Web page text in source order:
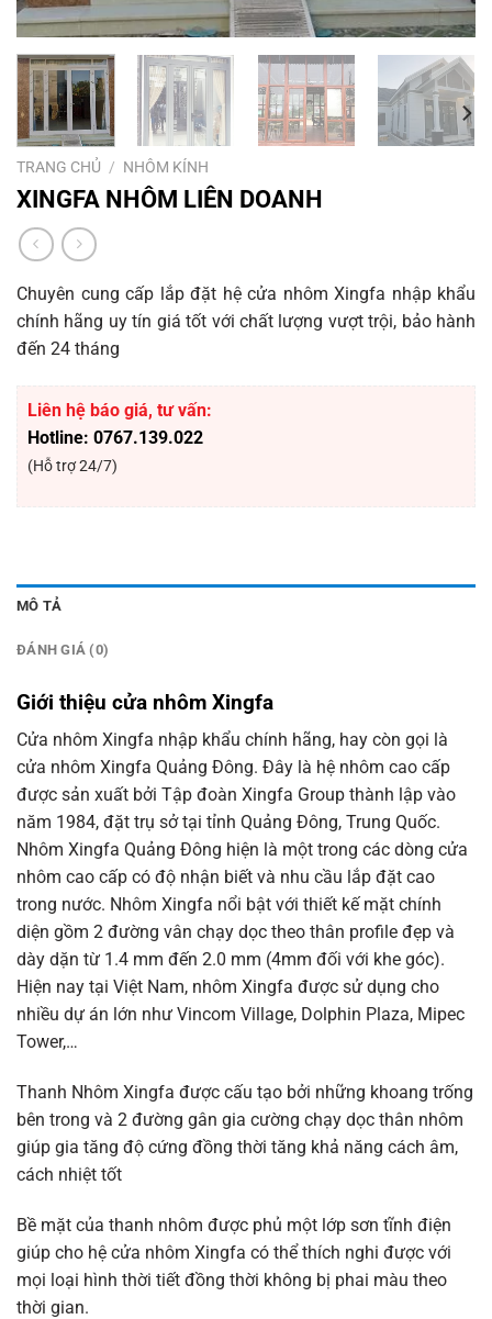
TRANG CHỦ / NHÔM KÍNH
XINGFA NHÔM LIÊN DOANH
Chuyên cung cấp lắp đặt hệ cửa nhôm Xingfa nhập khẩu
chính hãng uy tín giá tốt với chất lượng vượt trội, bảo hành
đến 24 tháng
Liên hệ báo giá, tư vấn:
Hotline: 0767.139.022
(Hỗ trợ 24/7)
MÔ TẢ
ĐÁNH GIÁ (0)
Giới thiệu cửa nhôm Xingfa
Cửa nhôm Xingfa nhập khẩu chính hãng, hay còn gọi là
cửa nhôm Xingfa Quảng Đông. Đây là hệ nhôm cao cấp
được sản xuất bởi Tập đoàn Xingfa Group thành lập vào
năm 1984, đặt trụ sở tại tỉnh Quảng Đông, Trung Quốc.
Nhôm Xingfa Quảng Đông hiện là một trong các dòng cửa
nhôm cao cấp có độ nhận biết và nhu cầu lắp đặt cao
trong nước. Nhôm Xingfa nổi bật với thiết kế mặt chính
diện gồm 2 đường vân chạy dọc theo thân profile đẹp và
dày dặn từ 1.4 mm đến 2.0 mm (4mm đối với khe góc).
Hiện nay tại Việt Nam, nhôm Xingfa được sử dụng cho
nhiều dự án lớn như Vincom Village, Dolphin Plaza, Mipec
Tower,…
Thanh Nhôm Xingfa được cấu tạo bởi những khoang trống
bên trong và 2 đường gân gia cường chạy dọc thân nhôm
giúp gia tăng độ cứng đồng thời tăng khả năng cách âm,
cách nhiệt tốt
Bề mặt của thanh nhôm được phủ một lớp sơn tĩnh điện
giúp cho hệ cửa nhôm Xingfa có thể thích nghi được với
mọi loại hình thời tiết đồng thời không bị phai màu theo
thời gian.